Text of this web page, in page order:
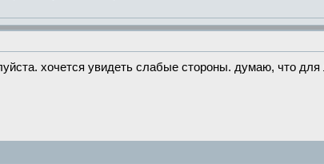
хочется увидеть слабые стороны. думаю, что